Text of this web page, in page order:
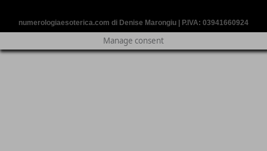
numerologiaesoterica.com di Denise Marongiu | P.IVA: 03941660924
Manage consent